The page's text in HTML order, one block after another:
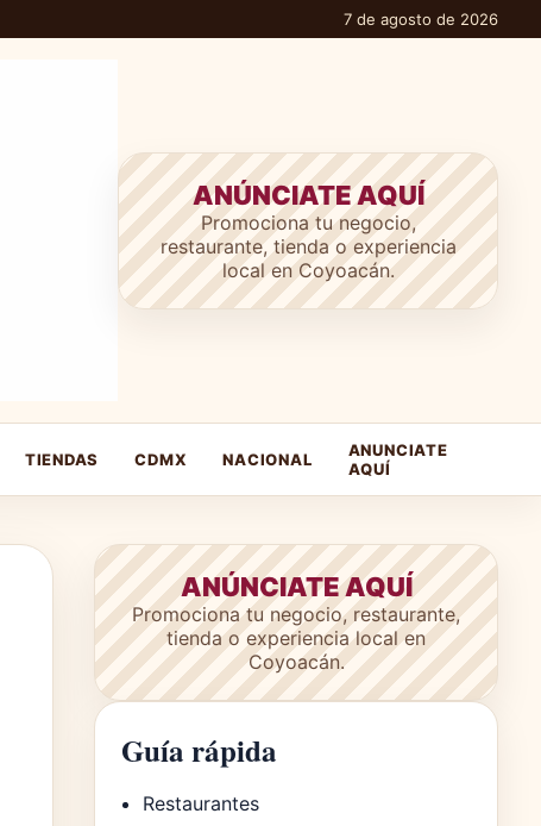
7 de agosto de 2026
ANÚNCIATE AQUÍ
Promociona tu negocio,
restaurante, tienda o experiencia
local en Coyoacán.
TIENDAS CDMX NACIONAL
ANUNCIATE
AQUÍ
ANÚNCIATE AQUÍ
Promociona tu negocio, restaurante,
tienda o experiencia local en
Coyoacán.
Guía rápida
Restaurantes